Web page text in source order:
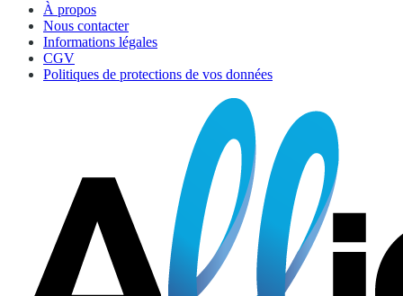
À propos
Nous contacter
Informations légales
CGV
Politiques de protections de vos données